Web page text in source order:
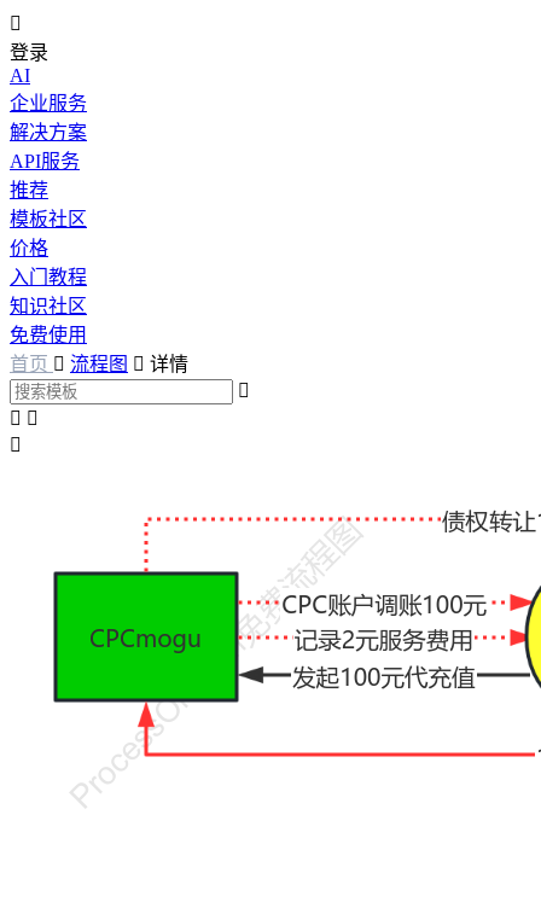

登录
AI
企业服务
解决方案
API服务
推荐
模板社区
价格
入门教程
知识社区
免费使用
首页  流程图  详情

 
